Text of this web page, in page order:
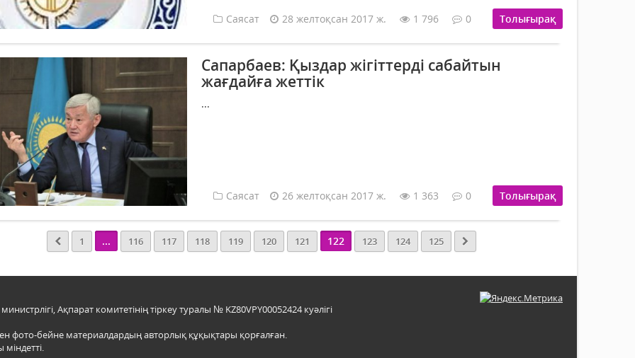
Саясат 28 желтоқсан 2017 ж. 1 796 0 Толығырақ
Сапарбаев: Қыздар жігіттерді сабайтын
жағдайға жеттік
...
Саясат 26 желтоқсан 2017 ж. 1 363 0 Толығырақ
1 ... 116 117 118 119 120 121 122 123 124 125
Ақпарат комитетінің тіркеу туралы № KZ80VPY00052424 куәлігі
фото-бейне материалдардың авторлық құқықтары қорғалған.